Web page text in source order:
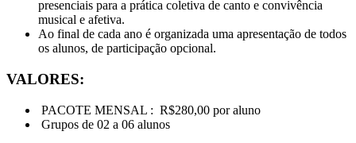
presenciais para a prática coletiva de canto e convivência
musical e afetiva.
Ao final de cada ano é organizada uma apresentação de todos
os alunos, de participação opcional.
VALORES:
PACOTE MENSAL : R$280,00 por aluno
Grupos de 02 a 06 alunos